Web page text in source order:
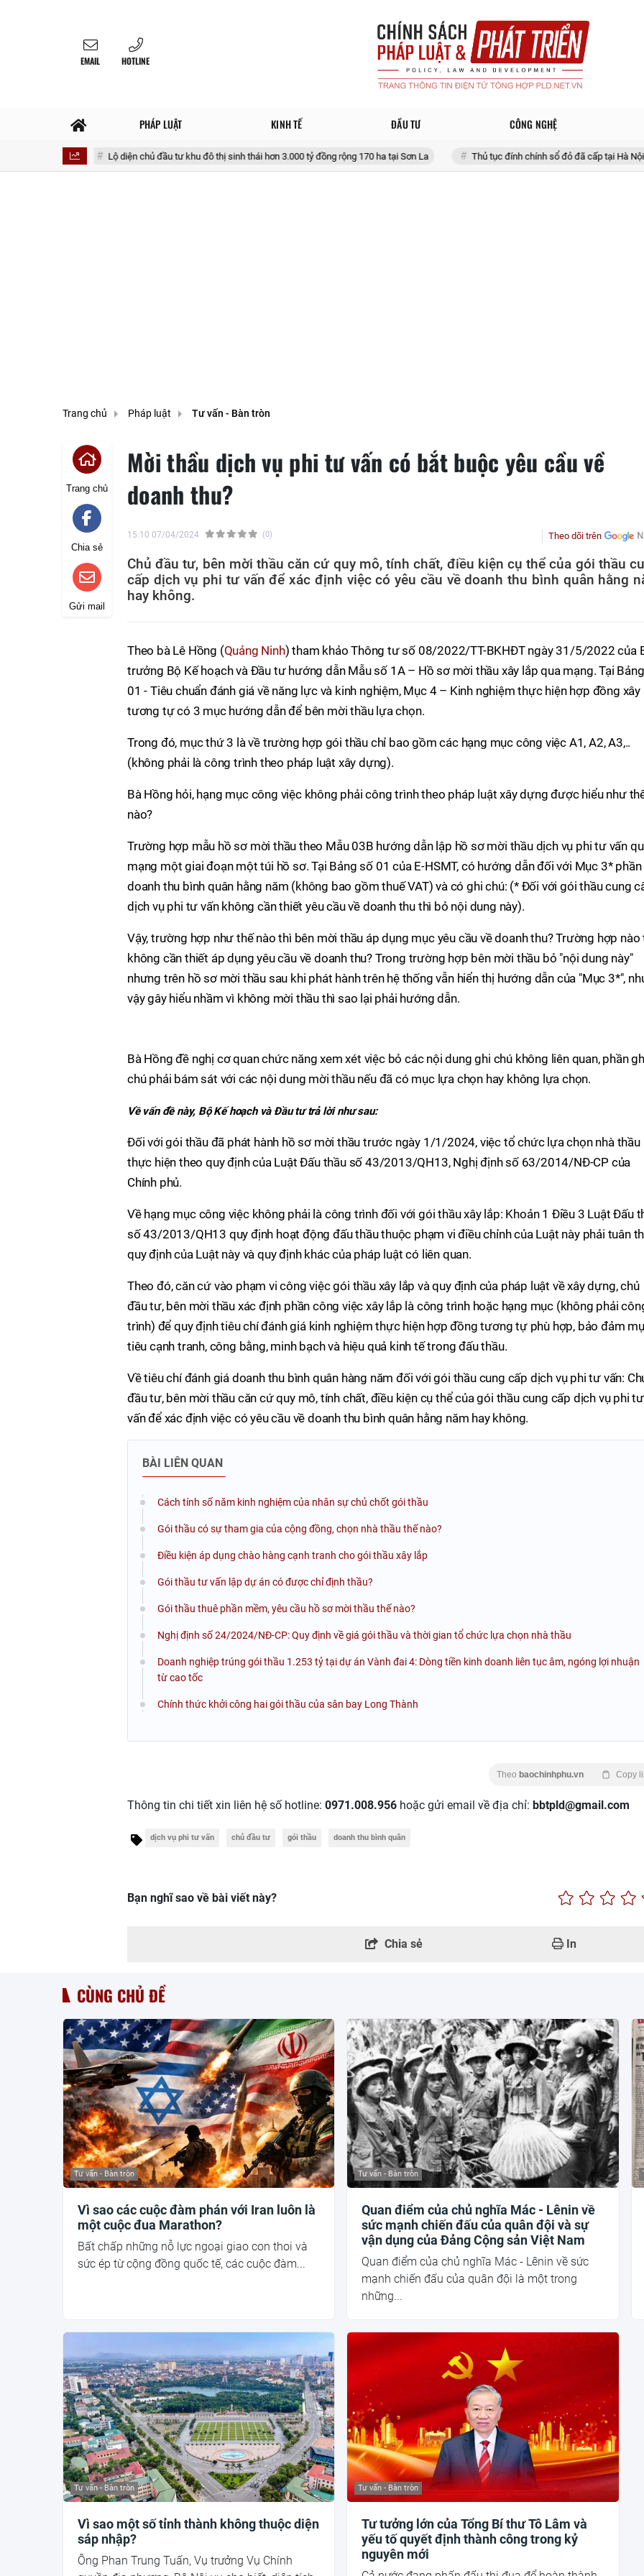
EMAIL HOTLINE
PHÁP LUẬT KINH TẾ ĐẦU TƯ CÔNG NGHỆ
Lộ diện chủ đầu tư khu đô thị sinh thái hơn 3.000 tỷ đồng rộng 170 ha tại Sơn La Thủ tục đính chính sổ đỏ đã cấp tại Hà Nội 2026 thế
Trang chủ Pháp luật Tư vấn - Bàn tròn
Trang chủ
Chia sẻ
Gửi mail
Mời thầu dịch vụ phi tư vấn có bắt buộc yêu cầu về
doanh thu?
15:10 07/04/2024 (0) Theo dõi trên
Chủ đầu tư, bên mời thầu căn cứ quy mô, tính chất, điều kiện cụ thể của gói thầu
cấp dịch vụ phi tư vấn để xác định việc có yêu cầu về doanh thu bình quân hằng
hay không.
Theo bà Lê Hồng (Quảng Ninh) tham khảo Thông tư số 08/2022/TT-BKHĐT ngày 31/5/2022 của
trưởng Bộ Kế hoạch và Đầu tư hướng dẫn Mẫu số 1A – Hồ sơ mời thầu xây lắp qua mạng. Tại
01 - Tiêu chuẩn đánh giá về năng lực và kinh nghiệm, Mục 4 – Kinh nghiệm thực hiện hợp đồng xây
tương tự có 3 mục hướng dẫn để bên mời thầu lựa chọn.
Trong đó, mục thứ 3 là về trường hợp gói thầu chỉ bao gồm các hạng mục công việc A1, A2, A3,..
(không phải là công trình theo pháp luật xây dựng).
Bà Hồng hỏi, hạng mục công việc không phải công trình theo pháp luật xây dựng được hiểu như
nào?
Trường hợp mẫu hồ sơ mời thầu theo Mẫu 03B hướng dẫn lập hồ sơ mời thầu dịch vụ phi tư vấn
mạng một giai đoạn một túi hồ sơ. Tại Bảng số 01 của E-HSMT, có hướng dẫn đối với Mục 3* phần
doanh thu bình quân hằng năm (không bao gồm thuế VAT) và có ghi chú: (* Đối với gói thầu cung
dịch vụ phi tư vấn không cần thiết yêu cầu về doanh thu thì bỏ nội dung này).
Vậy, trường hợp như thế nào thì bên mời thầu áp dụng mục yêu cầu về doanh thu? Trường hợp nào
không cần thiết áp dụng yêu cầu về doanh thu? Trong trường hợp bên mời thầu bỏ "nội dung này"
nhưng trên hồ sơ mời thầu sau khi phát hành trên hệ thống vẫn hiển thị hướng dẫn của "Mục 3*",
vậy gây hiểu nhầm vì không mời thầu thì sao lại phải hướng dẫn.
Bà Hồng đề nghị cơ quan chức năng xem xét việc bỏ các nội dung ghi chú không liên quan, phần
chú phải bám sát với các nội dung mời thầu nếu đã có mục lựa chọn hay không lựa chọn.
Về vấn đề này, Bộ Kế hoạch và Đầu tư trả lời như sau:
Đối với gói thầu đã phát hành hồ sơ mời thầu trước ngày 1/1/2024, việc tổ chức lựa chọn nhà thầu
thực hiện theo quy định của Luật Đấu thầu số 43/2013/QH13, Nghị định số 63/2014/NĐ-CP của
Chính phủ.
Về hạng mục công việc không phải là công trình đối với gói thầu xây lắp: Khoản 1 Điều 3 Luật Đấu
số 43/2013/QH13 quy định hoạt động đấu thầu thuộc phạm vi điều chỉnh của Luật này phải tuân
quy định của Luật này và quy định khác của pháp luật có liên quan.
Theo đó, căn cứ vào phạm vi công việc gói thầu xây lắp và quy định của pháp luật về xây dựng, chủ
đầu tư, bên mời thầu xác định phần công việc xây lắp là công trình hoặc hạng mục (không phải
trình) để quy định tiêu chí đánh giá kinh nghiệm thực hiện hợp đồng tương tự phù hợp, bảo đảm
tiêu cạnh tranh, công bằng, minh bạch và hiệu quả kinh tế trong đấu thầu.
Về tiêu chí đánh giá doanh thu bình quân hàng năm đối với gói thầu cung cấp dịch vụ phi tư vấn:
đầu tư, bên mời thầu căn cứ quy mô, tính chất, điều kiện cụ thể của gói thầu cung cấp dịch vụ phi tư
vấn để xác định việc có yêu cầu về doanh thu bình quân hằng năm hay không.
BÀI LIÊN QUAN
Cách tính số năm kinh nghiệm của nhân sự chủ chốt gói thầu
Gói thầu có sự tham gia của cộng đồng, chọn nhà thầu thế nào?
Điều kiện áp dụng chào hàng cạnh tranh cho gói thầu xây lắp
Gói thầu tư vấn lập dự án có được chỉ định thầu?
Gói thầu thuê phần mềm, yêu cầu hồ sơ mời thầu thế nào?
Nghị định số 24/2024/NĐ-CP: Quy định về giá gói thầu và thời gian tổ chức lựa chọn nhà thầu
Doanh nghiệp trúng gói thầu 1.253 tỷ tại dự án Vành đai 4: Dòng tiền kinh doanh liên tục âm, ngóng lợi nhuận
từ cao tốc
Chính thức khởi công hai gói thầu của sân bay Long Thành
Theo baochinhphu.vn Copy
Thông tin chi tiết xin liên hệ số hotline: 0971.008.956 hoặc gửi email về địa chỉ: bbtpld@gmail.com
dịch vụ phi tư vấn chủ đầu tư gói thầu doanh thu bình quân
Bạn nghĩ sao về bài viết này?
Chia sẻ In
CÙNG CHỦ ĐỀ
Tư vấn - Bàn tròn
Vì sao các cuộc đàm phán với Iran luôn là
một cuộc đua Marathon?
Bất chấp những nỗ lực ngoại giao con thoi và
sức ép từ cộng đồng quốc tế, các cuộc đàm...
Tư vấn - Bàn tròn
Quan điểm của chủ nghĩa Mác - Lênin về
sức mạnh chiến đấu của quân đội và sự
vận dụng của Đảng Cộng sản Việt Nam
Quan điểm của chủ nghĩa Mác - Lênin về sức
mạnh chiến đấu của quân đội là một trong
những...
Tư vấn - Bàn tròn
Vì sao một số tỉnh thành không thuộc diện
sáp nhập?
Ông Phan Trung Tuấn, Vụ trưởng Vụ Chính
Tư vấn - Bàn tròn
Tư tưởng lớn của Tổng Bí thư Tô Lâm và
yếu tố quyết định thành công trong kỷ
nguyên mới